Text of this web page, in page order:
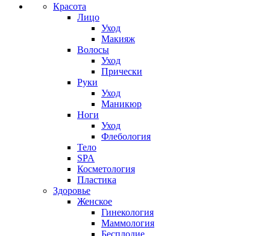
Красота
Лицо
Уход
Макияж
Волосы
Уход
Прически
Руки
Уход
Маникюр
Ноги
Уход
Флебология
Тело
SPA
Косметология
Пластика
Здоровье
Женское
Гинекология
Маммология
Бесплодие